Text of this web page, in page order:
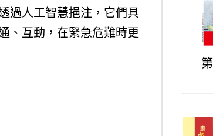
過人工智慧挹注，它們具
、互動，在緊急危難時更